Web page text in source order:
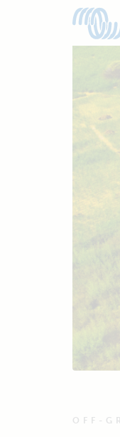
OFF-